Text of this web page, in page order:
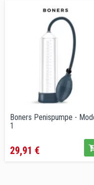
Boners Penispumpe -
1
29,91 €